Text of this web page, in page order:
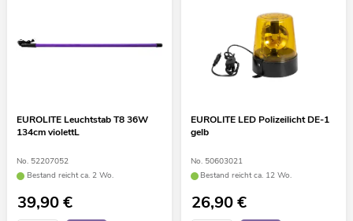
EUROLITE Leuchtstab T8 36W
134cm violettL
No. 52207052
Bestand reicht ca. 2 Wo.
39,90€
EUROLITE LED Polizeilicht DE-1
gelb
No. 50603021
Bestand reicht ca. 12 Wo.
26,90€